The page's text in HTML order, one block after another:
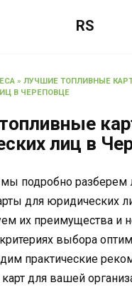
RS
» ЛУЧШИЕ ТОПЛИВНЫЕ
В ЧЕРЕПОВЦЕ
лиц в
мы подробно разберем
для юридических
их преимущества и
выбора
практические
для вашей